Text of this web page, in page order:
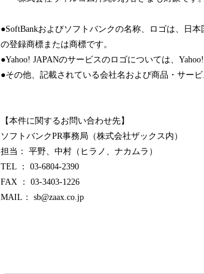
●SoftBankおよびソフトバンクの名称、ロゴは、日
の登録商標または商標です。
●Yahoo! JAPANのサービスのロゴについては、
●その他、記載されている会社名および商品・サー
【本件に関するお問い合わせ先】
ソフトバンクPR事務局（株式会社ザックス内）
担当： 平野、中村（ヒラノ、ナカムラ）
TEL ： 03-6804-2390
FAX ： 03-3403-1226
MAIL： sb@zaax.co.jp